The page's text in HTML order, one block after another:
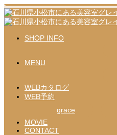
SHOP INFO
MENU
WEBカタログ
WEB予約
grace
MOVIE
CONTACT